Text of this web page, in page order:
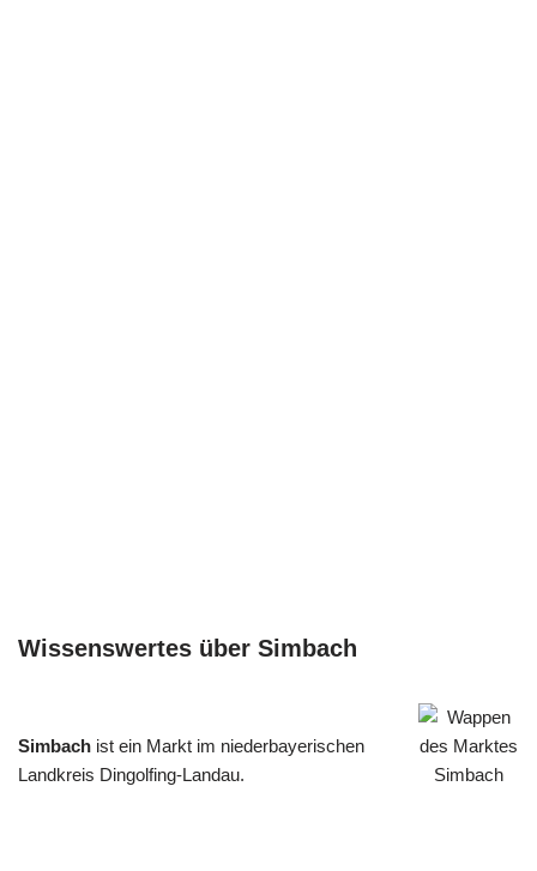
Wissenswertes über Simbach
Simbach ist ein Markt im niederbayerischen
Landkreis Dingolfing-Landau.